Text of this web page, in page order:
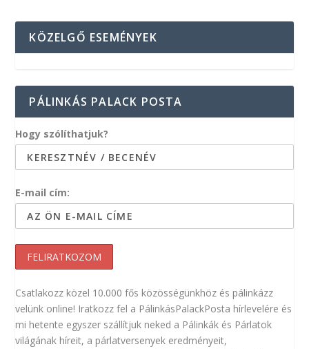
KÖZELGŐ ESEMÉNYEK
PÁLINKÁS PALACK POSTA
Hogy szólíthatjuk?
E-mail cím:
Csatlakozz közel 10.000 fős közösségünkhöz és pálinkázz
velünk online! Iratkozz fel a PálinkásPalackPosta hírlevelére és
mi hetente egyszer szállítjuk neked a Pálinkák és Párlatok
világának híreit, a párlatversenyek eredményeit,